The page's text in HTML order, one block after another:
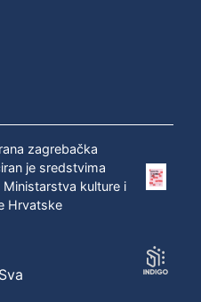
zagrebačka
je sredstvima
Ministarstva kulture i
Hrvatske